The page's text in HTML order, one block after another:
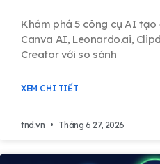
Khám phá 5 công cụ AI tạo
Canva AI, Leonardo.ai,
Creator với so sánh
XEM CHI TIẾT
tnd.vn Tháng 6 27, 2026